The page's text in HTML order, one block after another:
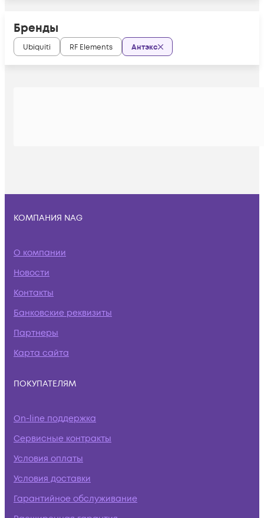
Бренды
Ubiquiti RF Elements Антэкс
КОМПАНИЯ NAG
О компании
Новости
Контакты
Банковские реквизиты
Партнеры
Карта сайта
ПОКУПАТЕЛЯМ
On-line поддержка
Сервисные контракты
Условия оплаты
Условия доставки
Гарантийное обслуживание